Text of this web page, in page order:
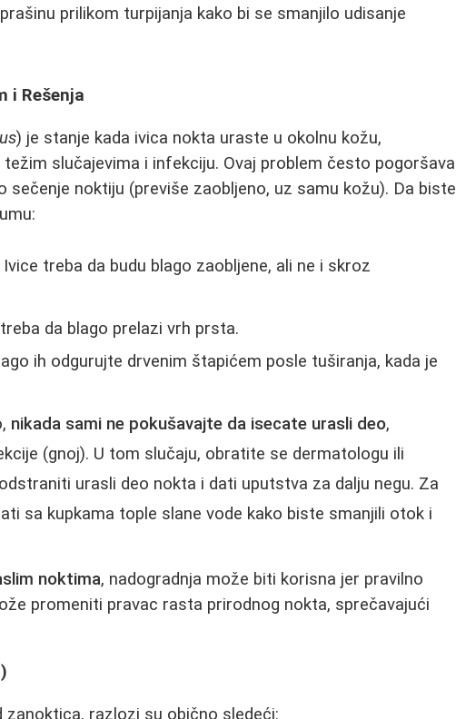
prilikom turpijanja kako bi se smanjilo udisanje
i Rešenja
) je stanje kada ivica nokta uraste u okolnu kožu,
slučajevima i infekciju. Ovaj problem često pogoršava
sečenje noktiju (previše zaobljeno, uz samu kožu). Da biste
Ivice treba da budu blago zaobljene, ali ne i skroz
da blago prelazi vrh prsta.
ih odgurujte drvenim štapićem posle tuširanja, kada je
nikada sami ne pokušavajte da isecate urasli deo,
(gnoj). U tom slučaju, obratite se dermatologu ili
urasli deo nokta i dati uputstva za dalju negu. Za
sa kupkama tople slane vode kako biste smanjili otok i
noktima, nadogradnja može biti korisna jer pravilno
promeniti pravac rasta prirodnog nokta, sprečavajući
razlozi su obično sledeći: